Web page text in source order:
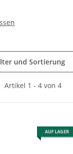
und Sortierung
Artikel 1 - 4 von 4
AUF LAGER